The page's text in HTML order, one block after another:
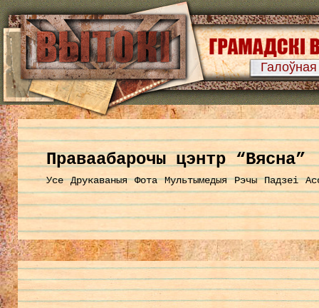
Галоўная
Праваабарочы цэнтр “Вясна”
Усе Друкаваныя Фота Мультымедыя Рэчы Падзеі